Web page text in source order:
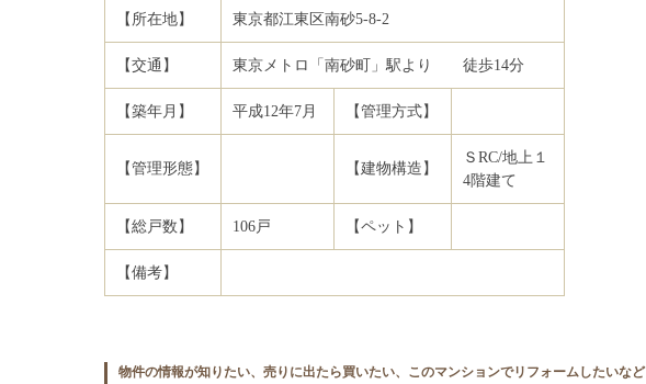
【所在地】 東京都江東区南砂5-8-2
【交通】 東京メトロ「南砂町」駅より 徒歩14分
【築年月】 平成12年7月 【管理方式】
【管理形態】 【建物構造】
ＳRC/地上１
4階建て
【総戸数】 106戸 【ペット】
【備考】
物件の情報が知りたい、売りに出たら買いたい、このマンションでリフォームしたいなど